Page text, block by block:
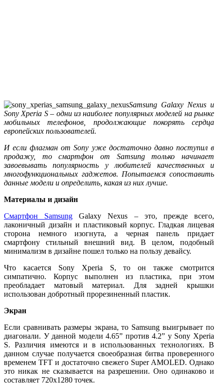
Samsung Galaxy Nexus и
Sony Xperia S – одни из наиболее популярных моделей на рынке
мобильных телефонов, продолжающие покорять сердца
европейских пользователей.
И если флагман отSony уже достаточно давно поступил в
продажу, то смартфон от Samsung только начинает
завоевывать популярность у любителей качественных и
многофункциональных гаджетов. Попытаемся сопоставить
данные модели и определить, какая из них лучше.
Материалы и дизайн
Смартфон Samsung Galaxy Nexus – это, прежде всего,
лаконичный дизайн и пластиковый корпус. Гладкая лицевая
сторона немного изогнута, а черная панель придает
смартфону стильный внешний вид. В целом, подобный
минимализм в дизайне пошел только на пользу девайсу.
Что касается Sony Xperia S, то он также смотрится
симпатично. Корпус выполнен из пластика, при этом
преобладает матовый материал. Для задней крышки
использован добротный прорезиненный пластик.
Экран
Если сравнивать размеры экрана, то Samsung выигрывает по
диагонали. У данной модели 4.65” против 4.2” у Sony Xperia
S. Различия имеются и в использованных технологиях. В
данном случае получается своеобразная битва проверенного
временем TFT и достаточно свежего Super AMOLED. Однако
это никак не сказывается на разрешении. Оно одинаково и
составляет 720x1280 точек.